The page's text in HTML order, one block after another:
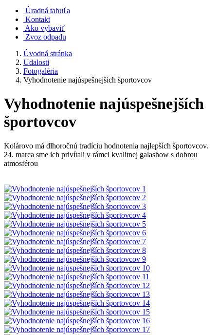
Úradná tabuľa
Kontakt
Ako vybaviť
Zvoz odpadu
Úvodná stránka
Udalosti
Fotogaléria
Vyhodnotenie najúspešnejších športovcov
Vyhodnotenie najúspešnejších
športovcov
Kolárovo má dlhoročnú tradíciu hodnotenia najlepších športovcov.
24. marca sme ich privítali v rámci kvalitnej galashow s dobrou
atmosférou